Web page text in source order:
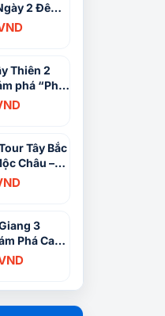
2 Đêm:
Phá Vùng
Thiên 2
phá “Phố
Bắc
Tây Bắc
Châu –
3
Phá Cao
và